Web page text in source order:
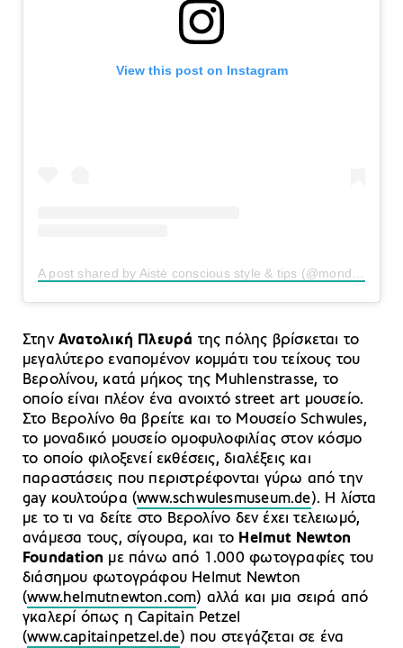
View this post on Instagram
A post shared by Aistė conscious style & tips (@mondayjazz)
ΣτηνΑνατολική Πλευρά της πόλης βρίσκεται το
μεγαλύτερο εναπομένον κομμάτι του τείχους του
Βερολίνου, κατά μήκος της Muhlenstrasse, το
οποίο είναι πλέον ένα ανοιχτό street art μουσείο.
Στο Βερολίνο θα βρείτε και το Μουσείο Schwules,
το μοναδικό μουσείο ομοφυλοφιλίας στον κόσμο
το οποίο φιλοξενεί εκθέσεις, διαλέξεις και
παραστάσεις που περιστρέφονται γύρω από την
gay κουλτούρα (www.schwulesmuseum.de). Η λίστα
με το τι να δείτε στο Βερολίνο δεν έχει τελειωμό,
ανάμεσα τους, σίγουρα, και το Helmut Newton
Foundation με πάνω από 1.000 φωτογραφίες του
διάσημου φωτογράφου Helmut Newton
(www.helmutnewton.com) αλλά και μια σειρά από
γκαλερί όπως η Capitain Petzel
(www.capitainpetzel.de) που στεγάζεται σε ένα